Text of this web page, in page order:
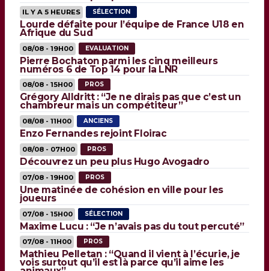
IL Y A 5 HEURES SÉLECTION
Lourde défaite pour l’équipe de France U18 en
Afrique du Sud
08/08 - 19H00 EVALUATION
Pierre Bochaton parmi les cinq meilleurs
numéros 6 de Top 14 pour la LNR
08/08 - 15H00 PROS
Grégory Alldritt : “Je ne dirais pas que c’est un
chambreur mais un compétiteur”
08/08 - 11H00 ANCIENS
Enzo Fernandes rejoint Floirac
08/08 - 07H00 PROS
Découvrez un peu plus Hugo Avogadro
07/08 - 19H00 PROS
Une matinée de cohésion en ville pour les
joueurs
07/08 - 15H00 SÉLECTION
Maxime Lucu : “Je n’avais pas du tout percuté”
07/08 - 11H00 PROS
Mathieu Pelletan : “Quand il vient à l’écurie, je
vois surtout qu’il est là parce qu’il aime les